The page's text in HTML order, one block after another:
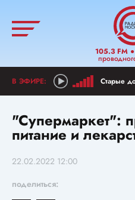
105.3 FM●
"Супермаркет":
питание и
22.02.2022 12:00
поделиться: